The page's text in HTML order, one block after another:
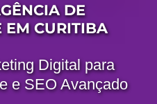
DE
EM CURITIBA
Digital para
e SEO Avançado